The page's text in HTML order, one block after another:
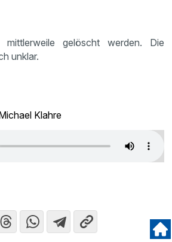
gelöscht werden. Die
unklar.
Klahre